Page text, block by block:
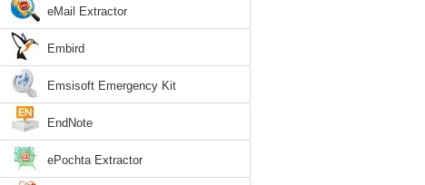
eMail Extractor
Embird
Emsisoft Emergency Kit
EndNote
ePochta Extractor